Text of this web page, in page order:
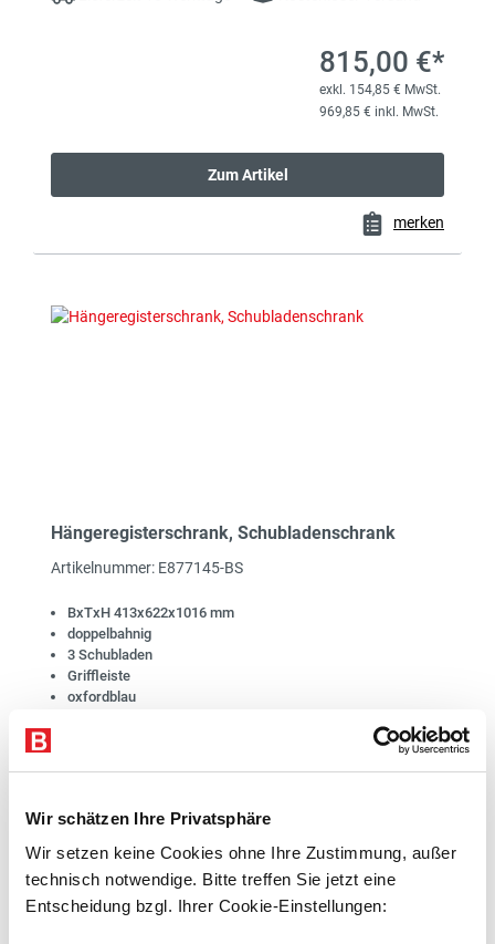
Wir schätzen Ihre Privatsphäre
Wir setzen keine Cookies ohne Ihre Zustimmung, außer
technisch notwendige. Bitte treffen Sie jetzt eine
Entscheidung bzgl. Ihrer Cookie-Einstellungen:
815,00 €*
exkl. 154,85 € MwSt.
969,85 € inkl. MwSt.
Zum Artikel
merken
Hängeregisterschrank, Schubladenschrank
Artikelnummer: E877145-BS
BxTxH 413x622x1016 mm
doppelbahnig
3 Schubladen
Griffleiste
oxfordblau
1
exkl. 132,81 € MwSt.
831,81 € inkl. MwSt.